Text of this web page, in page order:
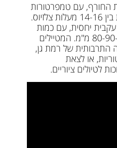
החורף, עם טמפרטורות
גבוהות ממוצעות שנעות בין 14-16 מעלות צלזיוס.
יחסית, עם כמות
משקעים ממוצעת של כ-80-90 מ"מ. המטיילים
התרבותית של רמת גן,
או לצאת
לטיולים ציוריים.